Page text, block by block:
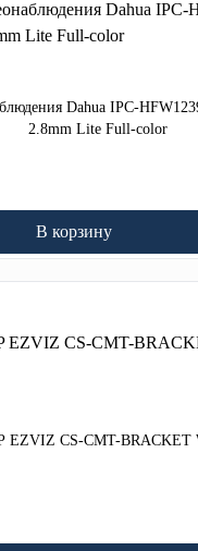
Dahua IPC-
2.8mm Lite Full-color
В корзину
EZVIZ CS-CMT-